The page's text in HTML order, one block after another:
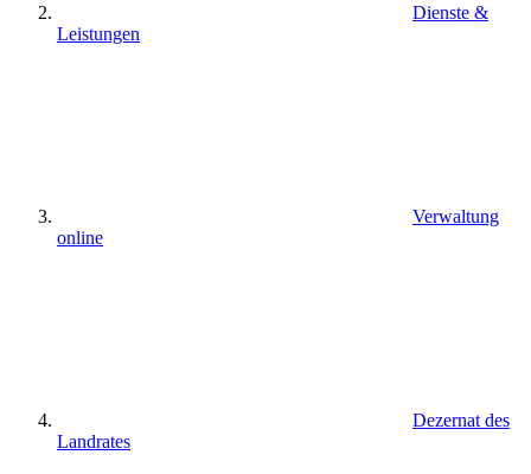
Dienste &
Leistungen
Verwaltung
online
Dezernat des
Landrates